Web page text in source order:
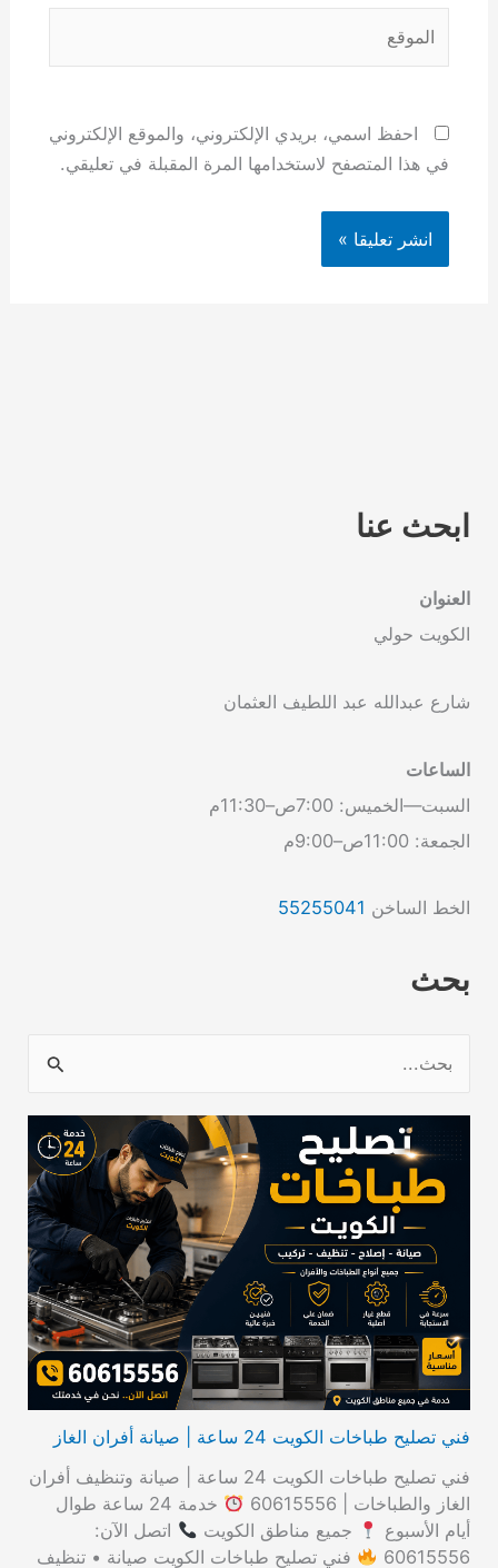
احفظ اسمي، بريدي الإلكتروني، والموقع الإلكتروني
في هذا المتصفح لاستخدامها المرة المقبلة في تعليقي.
ابحث عنا
العنوان
الكويت حولي
شارع عبدالله عبد اللطيف العثمان
الساعات
السبت—الخميس: 7:00ص–11:30م
الجمعة: 11:00ص–9:00م
الخط الساخن 55255041
بحث
فني تصليح طباخات الكويت 24 ساعة | صيانة أفران الغاز
فني تصليح طباخات الكويت 24 ساعة | صيانة وتنظيف أفران
الغاز والطباخات | 60615556
خدمة 24 ساعة طوال
أيام الأسبوع
جميع مناطق الكويت
اتصل الآن:
60615556
فني تصليح طباخات الكويت صيانة • تنظيف